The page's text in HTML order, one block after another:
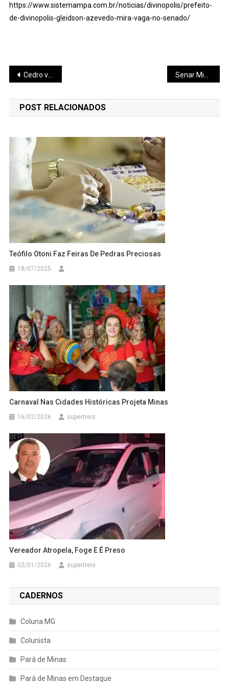
https://www.sistemampa.com.br/noticias/divinopolis/prefeito-
de-divinopolis-gleidson-azevedo-mira-vaga-no-senado/
Navegação
de
Post
Cedro vai investir R$ 5 bilhões em logística em Minas Gerais
POST RELACIONADOS
Teófilo Otoni Faz Feiras De Pedras Preciosas
18/07/2025
Carnaval Nas Cidades Históricas Projeta Minas
16/02/2026 supertreis
Vereador Atropela, Foge E É Preso
02/01/2026 supertreis
CADERNOS
Coluna MG
Colunista
Pará de Minas
Pará de Minas em Destaque